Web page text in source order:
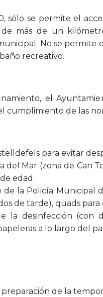
sólo se permite el
más de un
No se permite
recreativo.
el
cumplimiento de las
para evitar
del Mar (zona de Can
edad.
la Policía Municipal
de tarde), quads
la desinfección (con
a lo largo del
de la